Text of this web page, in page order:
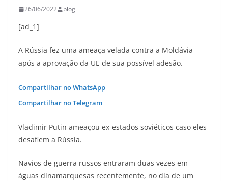
26/06/2022 blog
[ad_1]
A Rússia fez uma ameaça velada contra a Moldávia
após a aprovação da UE de sua possível adesão.
Compartilhar no WhatsApp
Compartilhar no Telegram
Vladimir Putin ameaçou ex-estados soviéticos caso eles
desafiem a Rússia.
Navios de guerra russos entraram duas vezes em
águas dinamarquesas recentemente, no dia de um